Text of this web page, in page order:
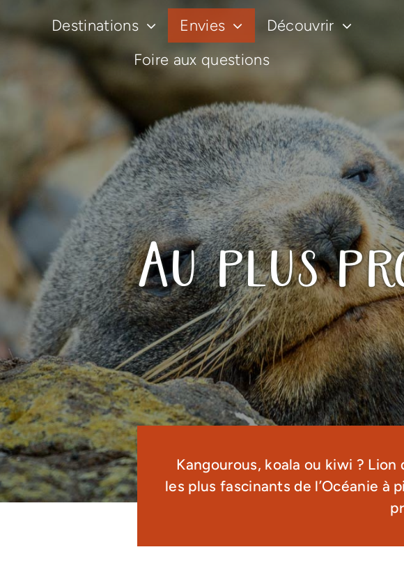
contenu
Destinations Envies
Découvrir
Foire aux questions
Au plus
Kangourous, koala ou kiwi ?
les plus fascinants de l’Océanie à